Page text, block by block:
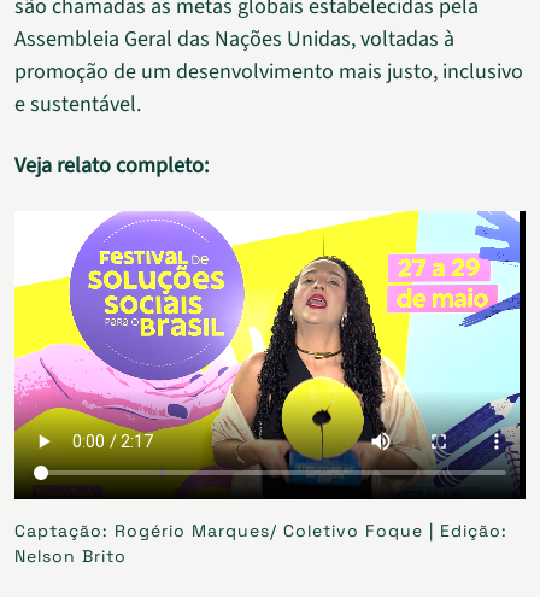
são chamadas as metas globais estabelecidas pela
Assembleia Geral das Nações Unidas, voltadas à
promoção de um desenvolvimento mais justo, inclusivo
e sustentável.
Veja relato completo:
Captação: Rogério Marques/ Coletivo Foque | Edição:
Nelson Brito